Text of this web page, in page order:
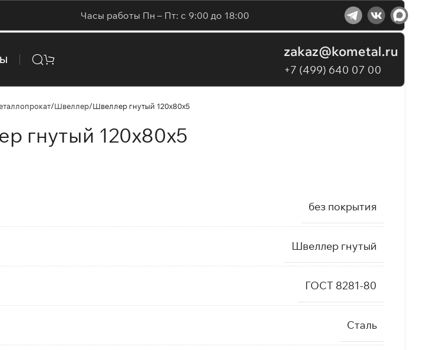
Часы работы Пн – Пт: с 9:00 до 18:00
zakaz@kometal.ru
+7 (499) 640 07 00
Швеллер Швеллер гнутый 120х80х5
гнутый 120х80х5
без покрытия
Швеллер гнутый
ГОСТ 8281-80
Сталь